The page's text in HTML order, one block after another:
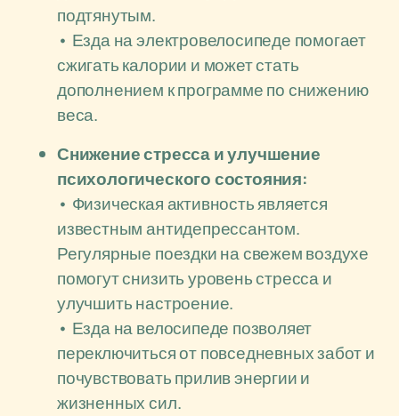
подтянутым.
• Езда на электровелосипеде помогает
сжигать калории и может стать
дополнением к программе по снижению
веса.
Снижение стресса и улучшение
психологического состояния:
• Физическая активность является
известным антидепрессантом.
Регулярные поездки на свежем воздухе
помогут снизить уровень стресса и
улучшить настроение.
• Езда на велосипеде позволяет
переключиться от повседневных забот и
почувствовать прилив энергии и
жизненных сил.